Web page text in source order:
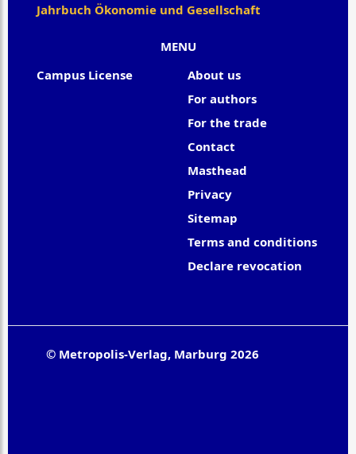
MENU
Campus License
About us
For authors
For the trade
Contact
Masthead
Privacy
Sitemap
Terms and conditions
Declare revocation
Jahrbuch Ökonomie und Gesellschaft
© Metropolis-Verlag, Marburg 2026